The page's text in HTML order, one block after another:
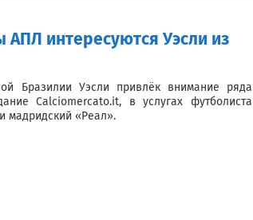
интересуются Уэсли из
Бразилии Уэсли привлёк внимание ряда
Calciomercato.it, в услугах футболиста
мадридский «Реал».